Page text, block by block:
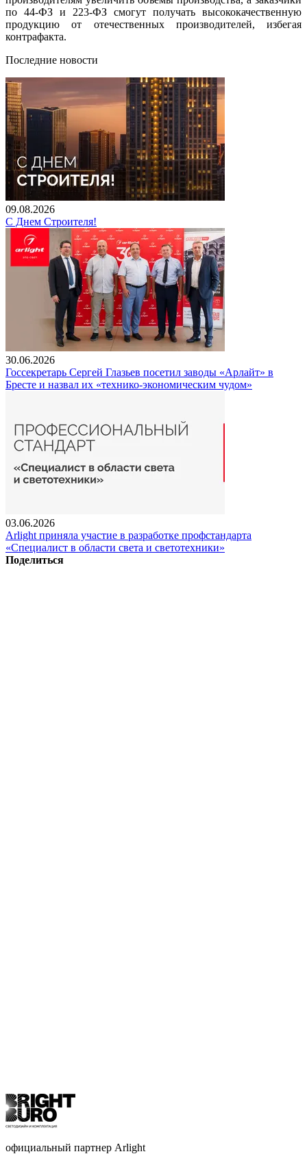
по 44-ФЗ и 223-ФЗ смогут получать высококачественную
продукцию от отечественных производителей, избегая
контрафакта.
Последние новости
09.08.2026
С Днем Строителя!
30.06.2026
Госсекретарь Сергей Глазьев посетил заводы «Арлайт» в
Бресте и назвал их «технико-экономическим чудом»
03.06.2026
Arlight приняла участие в разработке профстандарта
«Специалист в области света и светотехники»
Поделиться
официальный партнер Arlight